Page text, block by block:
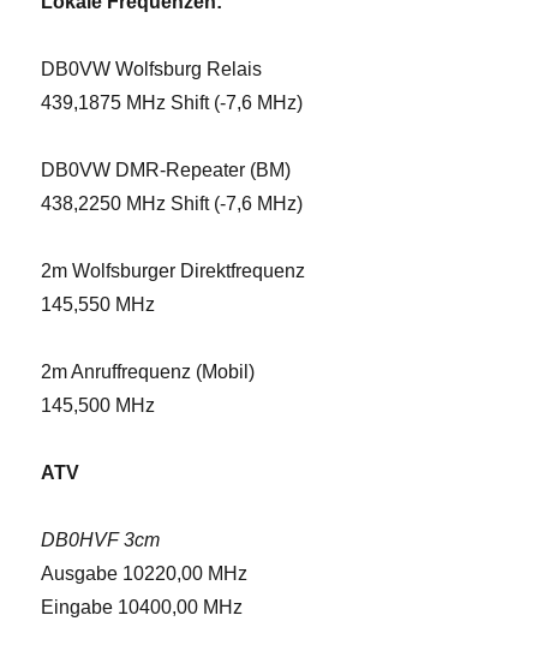
DB0VW Wolfsburg Relais
439,1875 MHz Shift (-7,6 MHz)
DB0VW DMR-Repeater (BM)
438,2250 MHz Shift (-7,6 MHz)
2m Wolfsburger Direktfrequenz
145,550 MHz
2m Anruffrequenz (Mobil)
145,500 MHz
ATV
DB0HVF 3cm
Ausgabe 10220,00 MHz
Eingabe 10400,00 MHz